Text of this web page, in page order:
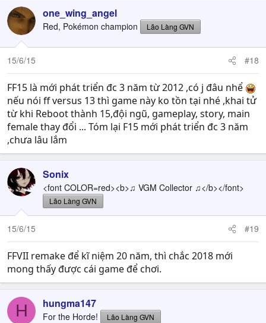
c
t
i
o
n
s
one_wing_angel
Red, Pokémon champion Lão Làng GVN
15/6/15 #18
FF15 là mới phát triển đc 3 năm từ 2012 ,có j đâu nhể
nếu nói ff versus 13 thì game này ko tồn tại nhé ,khai tử
từ khi Reboot thành 15,đội ngũ, gameplay, story, main
female thay đổi ... Tóm lại F15 mới phát triển đc 3 năm
,chưa lâu lắm
Sonix
<font COLOR=red><b>♫ VGM Collector ♫</b></font>
Lão Làng GVN
15/6/15 #19
FFVII remake để kĩ niệm 20 năm, thì chắc 2018 mới
mong thấy được cái game để chơi.
H hungma147
For the Horde! Lão Làng GVN